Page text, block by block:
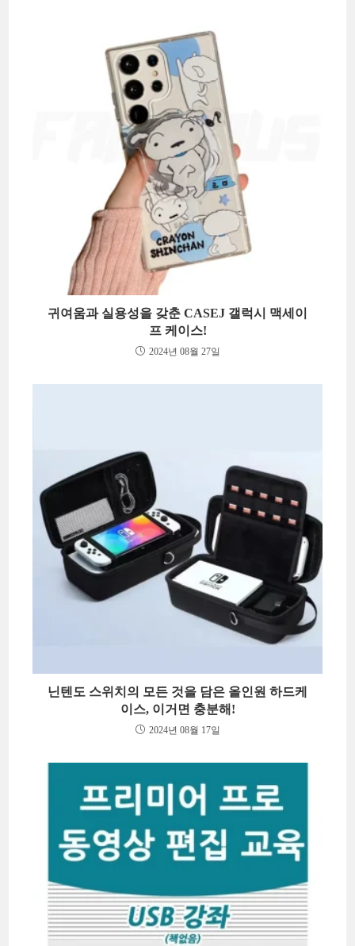
귀여움과 실용성을 갖춘 CASEJ 갤럭시 맥세이
프 케이스!
2024년 08월 27일
닌텐도 스위치의 모든 것을 담은 올인원 하드케
이스, 이거면 충분해!
2024년 08월 17일